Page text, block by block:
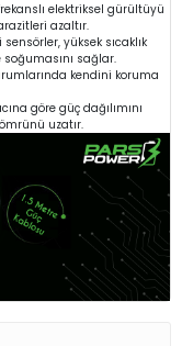
elektriksel gürültüyü
azaltır.
yüksek sıcaklık
sağlar.
kendini koruma
göre güç dağılımını
uzatır.